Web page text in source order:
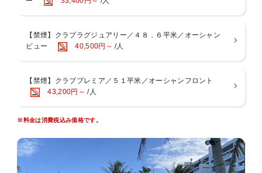
アペリティフサービス(ビール・ワイン・ウィスキー・泡盛・オード
ブル)（17:30〜20:00）
◆滞在中フリーでご利用頂けるサービス
・クラブ専用駐車場
・クラブ専用プールサイドデッキチェアー（先着順）
・ビーチパラソル（1室1本）
・デッキチェアー（1室2脚）
【禁煙】クラブラグジュアリー／４８．６平米／オーシャン
ビュー
40,500円～ /人
【禁煙】クラブプレミア／５１平米／オーシャンフロント
43,200円～ /人
※料金は消費税込み価格です。